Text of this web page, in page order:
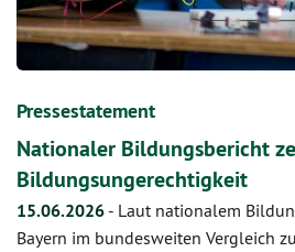
Pressestatement
Nationaler Bildungsbericht
Bildungsungerechtigkeit
15.06.2026 - Laut nationalem
Bayern im bundesweiten Vergleich